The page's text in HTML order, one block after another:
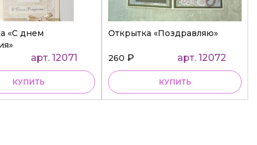
«С днем
арт. 12071
КУПИТЬ
Открытка «Поздравляю»
260₽ арт. 12072
КУПИТЬ